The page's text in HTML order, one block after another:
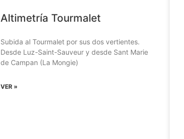
Altimetría Tourmalet
Subida al Tourmalet por sus dos vertientes.
Desde Luz-Saint-Sauveur y desde Sant Marie
de Campan (La Mongie)
VER »